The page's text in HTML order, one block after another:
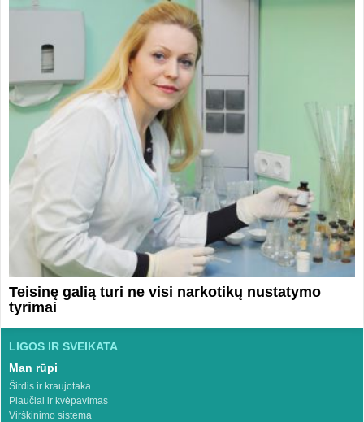
Teisinę galią turi ne visi narkotikų nustatymo
tyrimai
LIGOS IR SVEIKATA
Man rūpi
Širdis ir kraujotaka
Plaučiai ir kvėpavimas
Virškinimo sistema